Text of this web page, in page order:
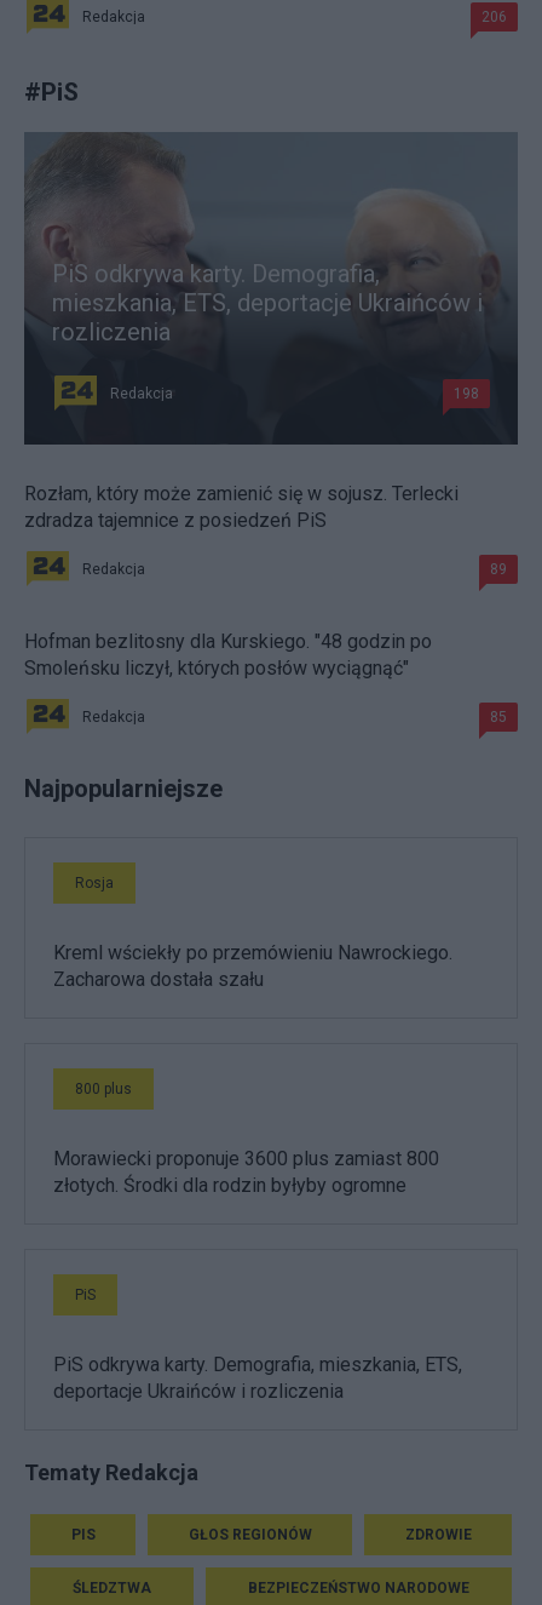
Redakcja 206
#PiS
PiS odkrywa karty. Demografia,
mieszkania, ETS, deportacje Ukraińców i
rozliczenia
Redakcja 198
Rozłam, który może zamienić się w sojusz. Terlecki
zdradza tajemnice z posiedzeń PiS
Redakcja 89
Hofman bezlitosny dla Kurskiego. "48 godzin po
Smoleńsku liczył, których posłów wyciągnąć"
Redakcja 85
Najpopularniejsze
Rosja
Kreml wściekły po przemówieniu Nawrockiego.
Zacharowa dostała szału
800 plus
Morawiecki proponuje 3600 plus zamiast 800
złotych. Środki dla rodzin byłyby ogromne
PiS
PiS odkrywa karty. Demografia, mieszkania, ETS,
deportacje Ukraińców i rozliczenia
Tematy Redakcja
PIS GŁOS REGIONÓW ZDROWIE
ŚLEDZTWA BEZPIECZEŃSTWO NARODOWE